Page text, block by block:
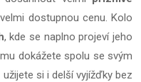
dostupnou cenu. Kolo
, kde se naplno projeví jeho
dokážete spolu se svým
užijete si i delší vyjížďky bez